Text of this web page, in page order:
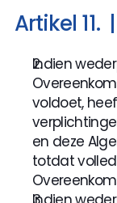
Artikel 11.
Indien
voldoet,
en deze
totdat